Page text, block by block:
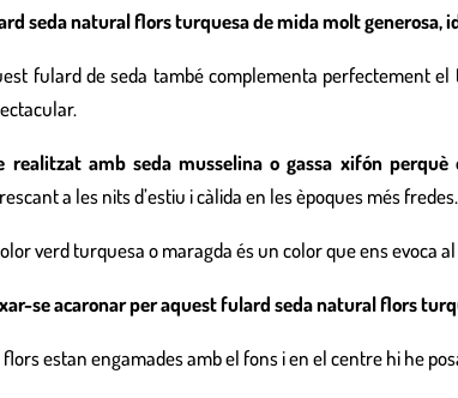
seda natural flors turquesa de mida molt generosa,
fulard de seda també complementa perfectement
realitzat amb seda musselina o gassa xifón
a les nits d’estiu i càlida en les èpoques més fredes.
verd turquesa o maragda és un color que ens evoca
se acaronar per aquest fulard seda natural flors
flors estan engamades amb el fons i en el centre hi he